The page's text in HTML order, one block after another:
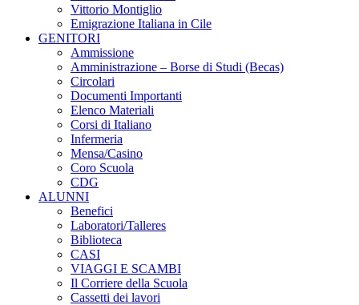
Vittorio Montiglio
Emigrazione Italiana in Cile
GENITORI
Ammissione
Amministrazione – Borse di Studi (Becas)
Circolari
Documenti Importanti
Elenco Materiali
Corsi di Italiano
Infermeria
Mensa/Casino
Coro Scuola
CDG
ALUNNI
Benefici
Laboratori/Talleres
Biblioteca
CASI
VIAGGI E SCAMBI
Il Corriere della Scuola
Cassetti dei lavori